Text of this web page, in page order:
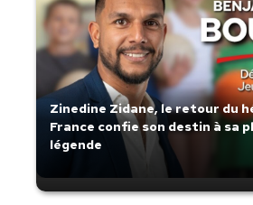
Zinedine Zidane, le retour du
France confie son destin à sa
légende